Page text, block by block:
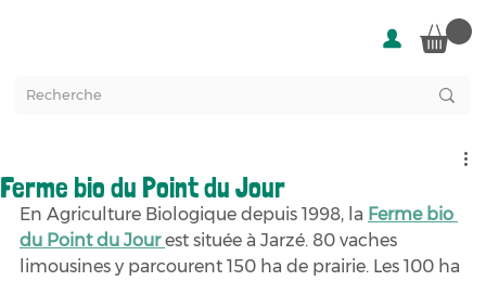
Ferme bio du Point du Jour
En Agriculture Biologique depuis 1998, la Ferme bio
du Point du Jour est située à Jarzé. 80 vaches
limousines y parcourent 150 ha de prairie. Les 100 ha